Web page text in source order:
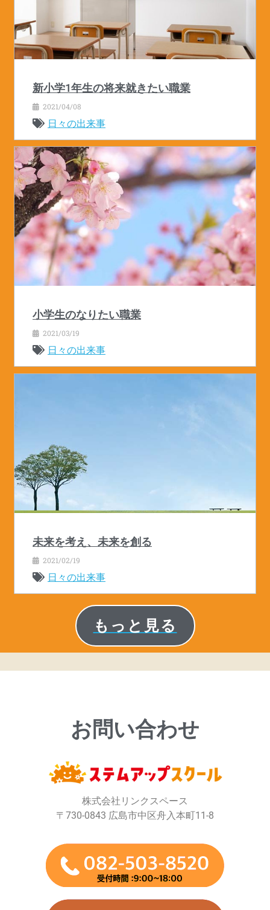
新小学1年生の将来就きたい職業
2021/04/08
日々の出来事
小学生のなりたい職業
2021/03/19
日々の出来事
未来を考え、未来を創る
2021/02/19
日々の出来事
もっと見る
お問い合わせ
株式会社リンクスペース
〒730-0843 広島市中区舟入本町11-8